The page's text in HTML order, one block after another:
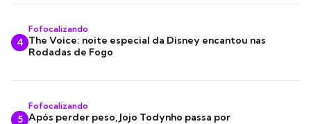
4
Fofocalizando
The Voice: noite especial da Disney encantou nas
Rodadas de Fogo
5
Fofocalizando
Após perder peso, Jojo Todynho passa por